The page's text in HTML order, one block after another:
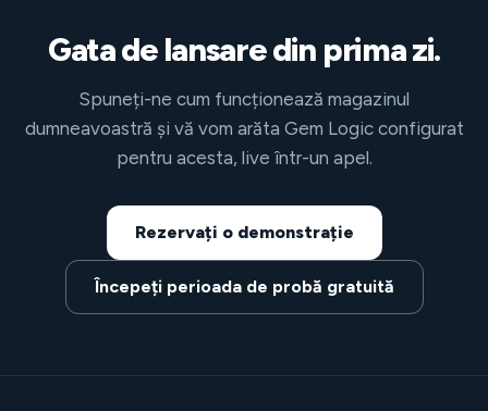
Gata de lansare din prima zi.
Spuneți-ne cum funcționează magazinul
dumneavoastră și vă vom arăta Gem Logic configurat
pentru acesta, live într-un apel.
Rezervați o demonstrație
Începeți perioada de probă gratuită